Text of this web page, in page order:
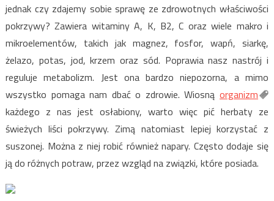
jednak czy zdajemy sobie sprawę ze zdrowotnych właściwości
pokrzywy? Zawiera witaminy A, K, B2, C oraz wiele makro i
mikroelementów, takich jak magnez, fosfor, wapń, siarkę,
żelazo, potas, jod, krzem oraz sód. Poprawia nasz nastrój i
reguluje metabolizm. Jest ona bardzo niepozorna, a mimo
wszystko pomaga nam dbać o zdrowie. Wiosnąorganizm
każdego z nas jest osłabiony, warto więc pić herbaty ze
świeżych liści pokrzywy. Zimą natomiast lepiej korzystać z
suszonej. Można z niej robić również napary. Często dodaje się
ją do różnych potraw, przez wzgląd na związki, które posiada.